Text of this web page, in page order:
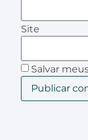
Site
Salvar